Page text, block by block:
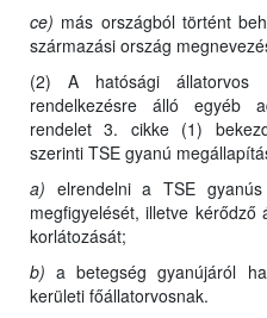
ce) más országból történt
származási ország
(2) A hatósági
rendelkezésre álló egyéb
rendelet 3. cikke (1)
szerinti TSE gyanú
a) elrendelni a TSE
megfigyelését, illetve
korlátozását;
b)a betegség gyanújáról
kerületi főállatorvosnak.